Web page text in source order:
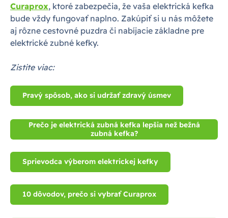
Curaprox, ktoré zabezpečia, že vaša elektrická kefka
bude vždy fungovať naplno. Zakúpiť si u nás môžete
aj rôzne cestovné puzdra či nabíjacie základne pre
elektrické zubné kefky.
Zistite viac:
Pravý spôsob, ako si udržať zdravý úsmev
Prečo je elektrická zubná kefka lepšia než bežná
zubná kefka?
Sprievodca výberom elektrickej kefky
10 dôvodov, prečo si vybrať Curaprox